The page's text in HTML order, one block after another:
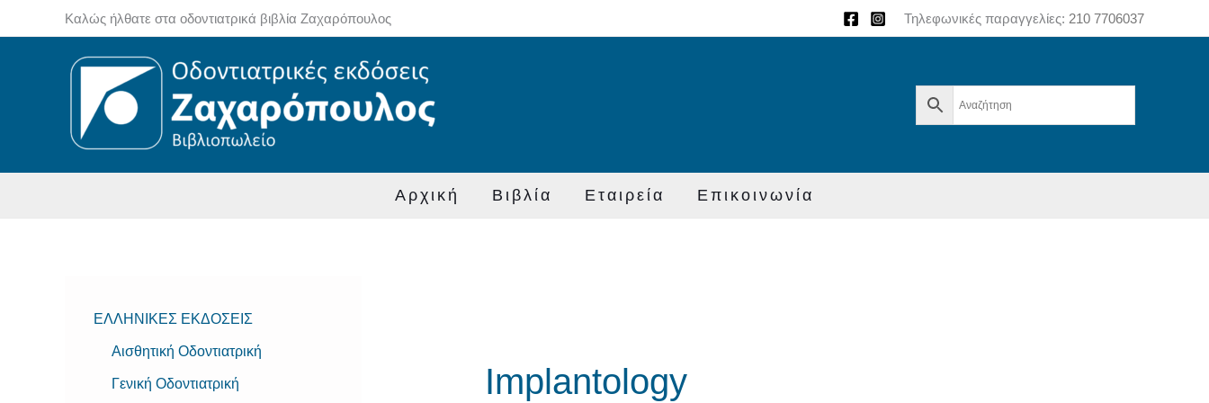
στο
περιεχόμενο
Καλώς ήλθατε στα οδοντιατρικά βιβλία Ζαχαρόπουλος Τηλεφωνικές παραγγελίες: 210 7706037
Αρχική Βιβλία Εταιρεία Επικοινωνία
ΕΛΛΗΝΙΚΕΣ ΕΚΔΟΣΕΙΣ
Αισθητική Οδοντιατρική
Γενική Οδοντιατρική Implantology
latest